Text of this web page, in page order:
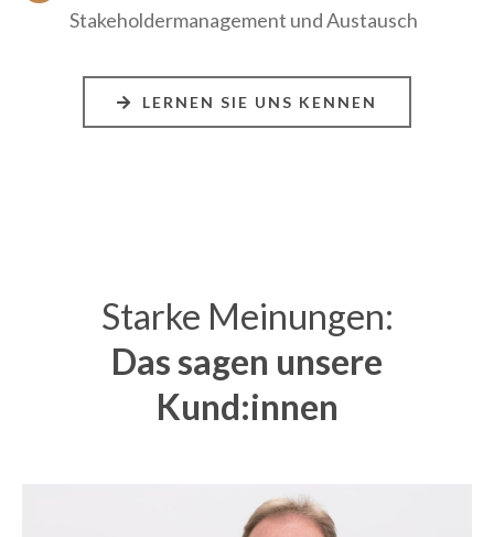
Stakeholdermanagement und Austausch
LERNEN SIE UNS KENNEN
Starke Meinungen:
Das sagen unsere
Kund:innen